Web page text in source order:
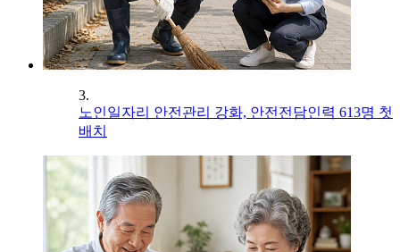
3.
노인일자리 안전관리 강화, 안전전담인력 613명 첫
배치